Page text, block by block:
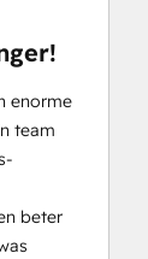
enorme
team
beter